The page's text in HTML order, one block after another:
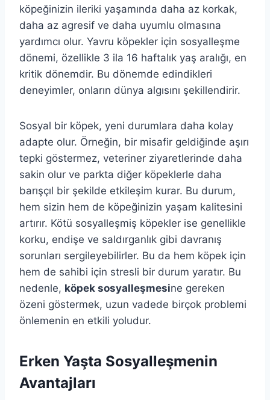
köpeğinizin ileriki yaşamında daha az korkak,
daha az agresif ve daha uyumlu olmasına
yardımcı olur. Yavru köpekler için sosyalleşme
dönemi, özellikle 3 ila 16 haftalık yaş aralığı, en
kritik dönemdir. Bu dönemde edindikleri
deneyimler, onların dünya algısını şekillendirir.
Sosyal bir köpek, yeni durumlara daha kolay
adapte olur. Örneğin, bir misafir geldiğinde aşırı
tepki göstermez, veteriner ziyaretlerinde daha
sakin olur ve parkta diğer köpeklerle daha
barışçıl bir şekilde etkileşim kurar. Bu durum,
hem sizin hem de köpeğinizin yaşam kalitesini
artırır. Kötü sosyalleşmiş köpekler ise genellikle
korku, endişe ve saldırganlık gibi davranış
sorunları sergileyebilirler. Bu da hem köpek için
hem de sahibi için stresli bir durum yaratır. Bu
nedenle, köpek sosyalleşmesine gereken
özeni göstermek, uzun vadede birçok problemi
önlemenin en etkili yoludur.
Erken Yaşta Sosyalleşmenin
Avantajları